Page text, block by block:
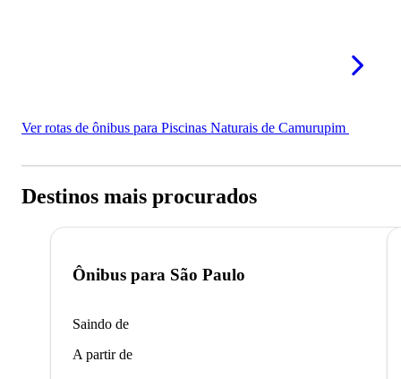
Ver rotas de ônibus para Piscinas Naturais de Camurupim
Destinos mais procurados
Ônibus para São Paulo
Saindo de
A partir de